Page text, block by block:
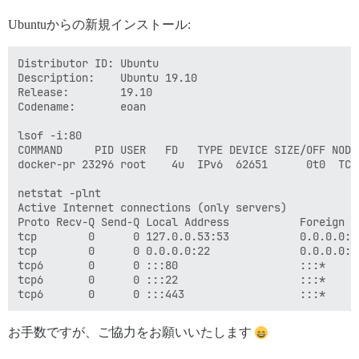
Ubuntuからの新規インストール:
Distributor ID: Ubuntu
Description:    Ubuntu 19.10
Release:        19.10
Codename:       eoan
lsof -i:80
COMMAND     PID USER   FD   TYPE DEVICE SIZE/OFF NODE
docker-pr 23296 root    4u  IPv6  62651      0t0
netstat -plnt
Active Internet connections (only servers)
Proto Recv-Q Send-Q Local Address
tcp        0      0 127.0.0.53:53           0.0.0.0:*
tcp        0      0 0.0.0.0:22              0.0.0.0:*
tcp6       0      0 :::80                   :::*
tcp6       0      0 :::22                   :::*
お手数ですが、ご協力をお願いいたします